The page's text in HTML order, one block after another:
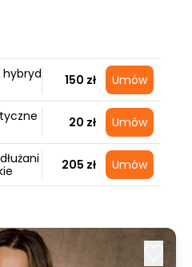
hybryd
150 zł Umów
20 zł Umów
205 zł Umów